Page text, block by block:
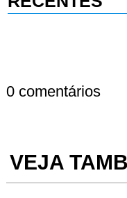
0 comentários
VEJA